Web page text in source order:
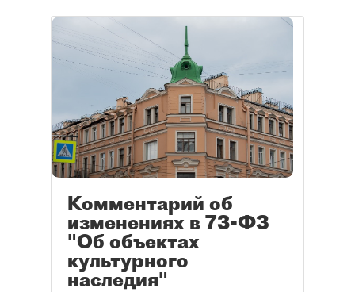
Комментарий об
изменениях в 73-ФЗ
"Об объектах
культурного
наследия"